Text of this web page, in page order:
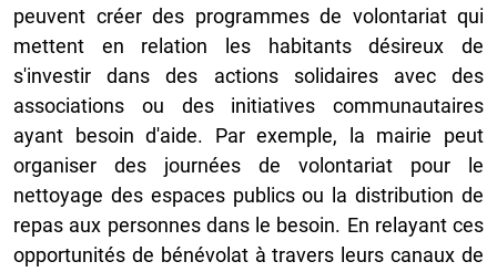
peuvent créer des programmes de volontariat qui
mettent en relation les habitants désireux de
s'investir dans des actions solidaires avec des
associations ou des initiatives communautaires
ayant besoin d'aide. Par exemple, la mairie peut
organiser des journées de volontariat pour le
nettoyage des espaces publics ou la distribution de
repas aux personnes dans le besoin. En relayant ces
opportunités de bénévolat à travers leurs canaux de